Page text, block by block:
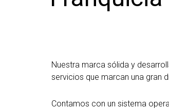
Nuestra marca sólida y
servicios que marcan una gran
Contamos con un sistema